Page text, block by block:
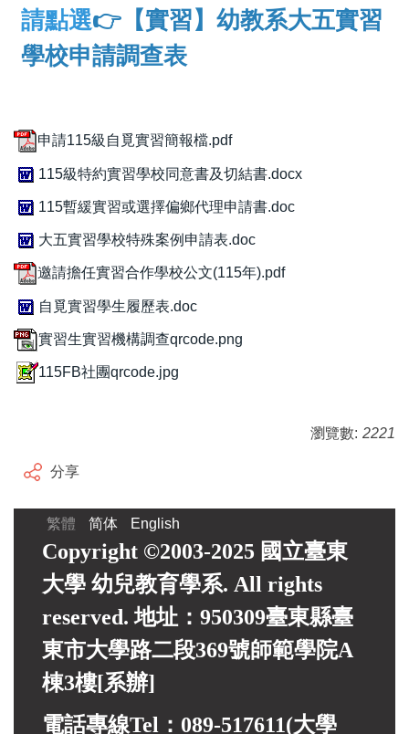
請點選👉 【實習】幼教系大五實習
學校申請調查表
申請115級自覓實習簡報檔.pdf
115級特約實習學校同意書及切結書.docx
115暫緩實習或選擇偏鄉代理申請書.doc
大五實習學校特殊案例申請表.doc
邀請擔任實習合作學校公文(115年).pdf
自覓實習學生履歷表.doc
實習生實習機構調查qrcode.png
115FB社團qrcode.jpg
瀏覽數: 2221
分享
繁體 简体 English
Copyright ©2003-2025 國立臺東
大學 幼兒教育學系. All rights
reserved. 地址：950309臺東縣臺
東市大學路二段369號師範學院A
棟3樓[系辦]
電話專線Tel：089-517611(大學